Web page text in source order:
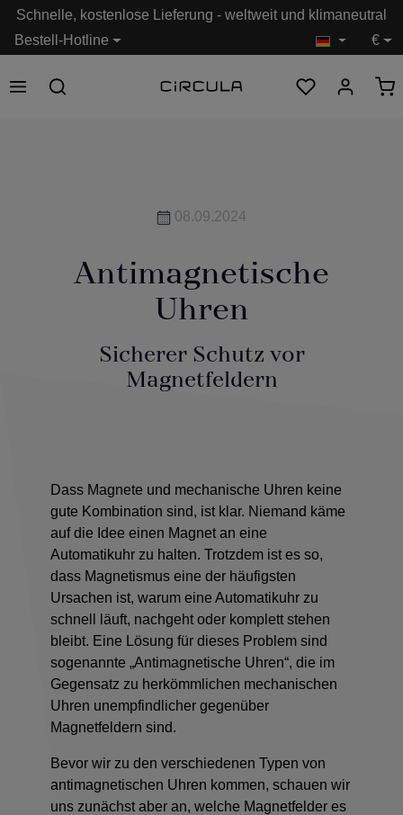
springen
Bestell-Hotline
Schnelle, kostenlose Lieferung - weltweit und klimaneutral
€
08.09.2024
Antimagnetische
Uhren
Sicherer Schutz vor
Magnetfeldern
Dass Magnete und mechanische Uhren keine
gute Kombination sind, ist klar. Niemand käme
auf die Idee einen Magnet an eine
Automatikuhr zu halten. Trotzdem ist es so,
dass Magnetismus eine der häufigsten
Ursachen ist, warum eine Automatikuhr zu
schnell läuft, nachgeht oder komplett stehen
bleibt. Eine Lösung für dieses Problem sind
sogenannte „Antimagnetische Uhren“, die im
Gegensatz zu herkömmlichen mechanischen
Uhren unempfindlicher gegenüber
Magnetfeldern sind.
Bevor wir zu den verschiedenen Typen von
antimagnetischen Uhren kommen, schauen wir
uns zunächst aber an, welche Magnetfelder es